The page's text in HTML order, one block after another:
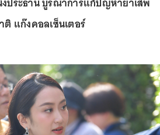
แก๊งคอลเซ็นเตอร์